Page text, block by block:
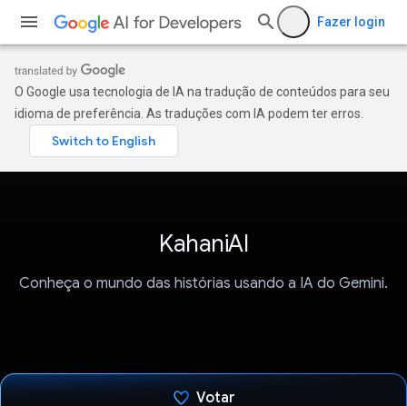
Fazer login
O Google usa tecnologia de IA na tradução de conteúdos para seu
idioma de preferência. As traduções com IA podem ter erros.
KahaniAI
Conheça o mundo das histórias usando a IA do Gemini.
Votar